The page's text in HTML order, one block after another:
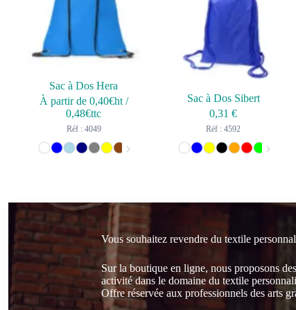
Sac à Dos Hera
À partir de 0,40€ht/
0,48€ttc
Réf : 4049
Sac à Dos Sibert
0,31€
Réf : 4592
Vous souhaitez revendre du textile
Sur la boutique en ligne, nous proposons
activité dans le domaine du textile
Offre réservée aux professionnels des arts